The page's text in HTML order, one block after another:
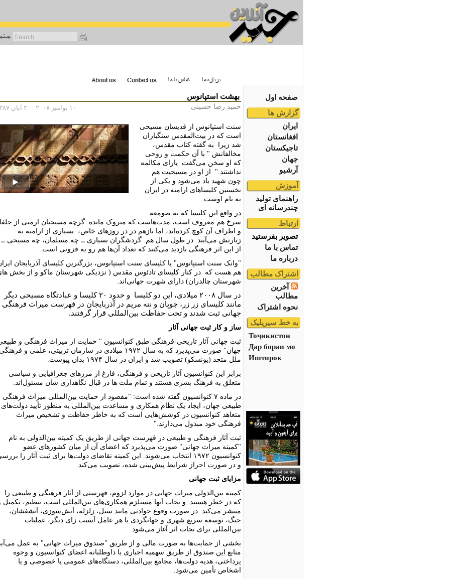
صفحه اول
گزارش ها
ایران
افغانستان
تاجیکستان
جهان
آرشیو
آموزش
راهنمای تولید
چندرسانه ای
ارتباط
تصویر بفرستید
تماس با ما
درباره ما
اشتراک مطالب
آخرین
مطالب
نحوه اشتراک
به خط سیریلیک
Тоҷикистон
Дар бораи мо
Иштирок
بهشت استپانوس
۱۰ نوامبر ۲۰۰۸ - ۲۰ آبان ۱۳۸۷ حمید رضا حسینى
سنت استپانوس از قدیسان مسیحی
است که در بیت‌المقدس سنگباران
شد زیرا
به گفته کتاب مقدس،
مخالفانش " با آن حکمت و روحی
که او سخن می‌گفت
یارای مکالمه
نداشتند."
از او در مسیحیت هم
چون شهید یاد می‌شود و يکی از
نخستین کلیساهای ارامنه در ایران
به نام اوست.
در واقع این کلیسا که به صومعه
سرخ هم معروف است، مدت‌هاست که متروک مانده. گرچه مسيحيان ارمنی از جلفا
و اطراف آن کوچ کرده‌اند، اما بازهم در در روزهاى خاص،
بسیاری از ارامنه به
زیارتش مى‌آیند. در طول سال هم
گردشگران بسیاری ــ چه مسلمان، چه مسیحى ــ
از این اثر فرهنگی بازدید مى‌کنند که تعداد آن‌ها هم رو به فزونى است.
"وانک سنت استپانوس" یا کلیسای سنت استپانوس، بزرگترین کلیساى آذربایجان
هم هست که در کنار کلیسای تادئوس مقدس ( نزدیکى شهرستان ماکو و از بخش
شهرستان چالدران) دارای شهرت جهانى‌اند.
در سال ۲۰۰۸ میلادى، این دو کلیسا
و حدود ۲۰ کلیسا و عبادتگاه مسیحی دیگر
مانند کلیساى زر زر، چوپان و ننه مریم در آذربایجان در فهرست میراث فرهنگى
جهانى ثبت شدند و تحت حفاظت بین‌المللى قرار گرفتند.
ساز و کار ثبت جهانى آثار
ثبت جهانى آثار تاریخى-فرهنگى طبق کنوانسیون " حمایت از میراث فرهنگى و
جهان" صورت مى‌پذیرد که به سال ۱۹۷۲ میلادى در سازمان تربیتى، علمى و
ملل متحد (یونسکو) تصویب شد و ایران در سال ۱۹۷۴ بدان پیوست.
برابر این کنوانسیون آثار تاریخى و فرهنگى، فارغ از مرزهاى جغرافیايى و سیاسى
متعلق به فرهنگ بشرى هستند و تمام ملت ها در قبال نگاهدارى شان مسئول‌اند.
در ماده ۷ کنوانسیون گفته شده است: "مقصود از حمایت بین‌المللى میراث فرهنگى
طبیعى جهان، ایجاد یک نظام همکارى و مساعدت بین‌المللى به منظور تأیید دولت‌هاى
متعاهد کنوانسیون در کوشش‌هايى است که به خاطر حفاظت و تشخیص میراث
فرهنگى خود مبذول مى‌دارند."
ثبت آثار فرهنگى و طبیعى در فهرست جهانى از طریق یک کمیته بین‌الدولى به نام
"کمیته میراث جهانى" صورت مى‌پذیرد که اعضاى آن از میان کشورهاى عضو
کنوانسیون ۱۹۷۲ انتخاب مى‌شوند. این کمیته تقاضاى دولت‌ها براى ثبت آثار را
و در صورت احراز شرایط پیش‌بینى شده، تصویب مى‌کند.
مزایاى ثبت جهانى
کمیته بین‌الدولى میراث جهانى در موارد لزوم، فهرستى از آثار فرهنگى و طبیعى را
که در خطر هستند
و نجات آنها مستلزم همکارى‌هاى بین‌المللى است، تنظیم، تکمیل
منتشر مى‌کند. در صورت وقوع حوادثى مانند سیل، زلزله، آتش‌سوزى، آتشفشان،
جنگ، توسعه سریع شهرى و جهانگردى یا هر عامل آسیب زاى دیگر، عملیات
بین‌المللى براى نجات اثر آغاز مى‌شود.
بخشى از حمایت‌ها به صورت مالى و از طریق "صندوق میراث جهانى" به عمل
منابع این صندوق از طریق سهمیه اجبارى یا داوطلبانه اعضاى کنوانسیون و وجوه
پرداختى، هدیه دولت‌ها، مجامع بین‌المللى، دستگاه‌هاى عمومى یا خصوصى و یا
اشخاص تأمین مى‌شود.